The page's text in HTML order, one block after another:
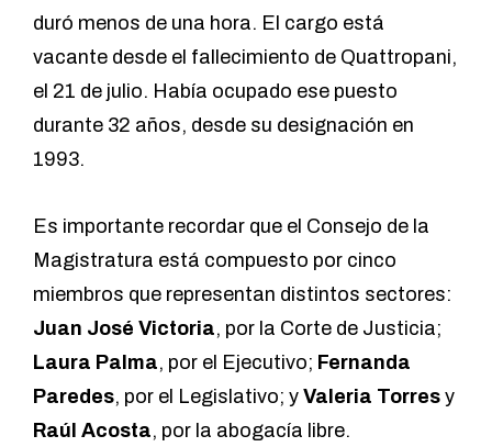
duró menos de una hora. El cargo está
vacante desde el fallecimiento de Quattropani,
el 21 de julio. Había ocupado ese puesto
durante 32 años, desde su designación en
1993.
Es importante recordar que el Consejo de la
Magistratura está compuesto por cinco
miembros que representan distintos sectores:
Juan José Victoria, por la Corte de Justicia;
Laura Palma, por el Ejecutivo; Fernanda
Paredes, por el Legislativo; y Valeria Torres y
Raúl Acosta, por la abogacía libre.